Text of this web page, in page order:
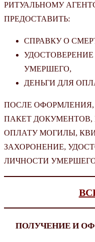
РИТУАЛЬНОМУ
ПРЕДОСТАВИТЬ:
СПРАВКУ О
УМЕРШЕГО,
ДЕНЬГИ ДЛЯ
ПОСЛЕ
ПАКЕТ ДОКУМЕНТОВ,
ОПЛАТУ МОГИЛЫ,
ЗАХОРОНЕНИЕ,
ЛИЧНОСТИ
ПОЛУЧЕНИЕ И